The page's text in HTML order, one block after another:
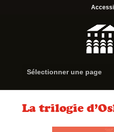
Sélectionner une page
La trilogie